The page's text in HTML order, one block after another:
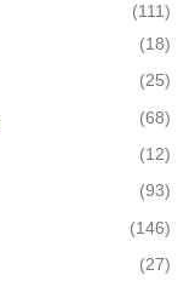
(111)
(18)
(25)
(68)
(12)
(93)
(146)
(27)